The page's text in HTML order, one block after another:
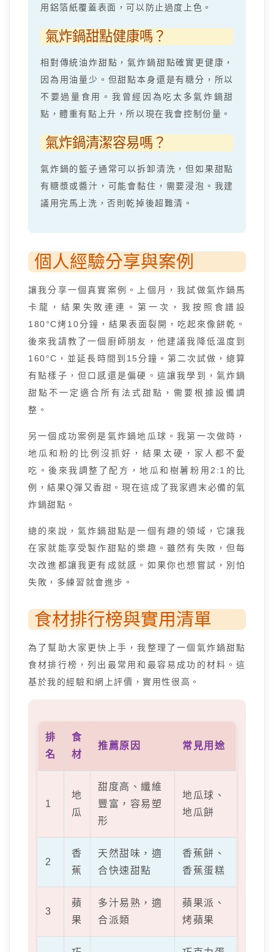
用鋁箔紙覆蓋表面，可以防止過度上色。
氣炸鍋甜點健康嗎？
相對傳統油炸甜點，氣炸鍋甜點確實更健康，
因為用油量少。但甜點本身還是有糖分，所以
不要過量食用。我曾經因為吃太多氣炸鍋甜
點，體重有點上升，所以現在我會控制份量。
氣炸鍋清潔容易嗎？
氣炸鍋的籃子通常可以拆卸清洗，但如果甜點
有糖漿或醬汁，可能會黏住，需要浸泡。我建
議用完馬上洗，否則乾掉後超難清。
個人經驗分享與案例
讓我分享一個真實案例。上個月，我試做氣炸鍋馬
卡龍，結果失敗連連。第一次，我按照食譜設
180°C烤10分鐘，結果表面裂開，吃起來像餅乾。
後來我請教了一個廚師朋友，他建議我降低溫度到
160°C，並延長時間到15分鐘。第二次試做，總算
有點樣子，但口感還是偏硬。這讓我學到，氣炸鍋
甜點不一定適合所有法式甜點，需要根據設備調
整。
另一個成功案例是氣炸鍋地瓜球。我第一次做時，
地瓜和粉的比例沒抓好，結果太硬，家人都不愛
吃。後來我調整了配方，地瓜和樹薯粉用2:1的比
例，結果Q彈又香甜。現在這成了我家週末必備的氣
炸鍋甜點。
總的來說，氣炸鍋甜點是一個有趣的領域，它讓我
在家就能享受製作甜點的樂趣。雖然有失敗，但每
次改進都讓我更有成就感。如果你也想嘗試，別怕
失敗，多練習就會進步。
食材排行榜與實用清單
為了幫助大家更快上手，我整理了一個氣炸鍋甜點
食材排行榜，列出最常用和最容易成功的材料。這
基於我的經驗和網上評價，實用性很高。
排
名
食
材
推薦原因 常見用途
1
地
瓜
甜度高、纖維
豐富，容易塑
形
地瓜球、
地瓜餅
2
香
蕉
天然甜味，適
合快速甜點
香蕉餅、
香蕉蛋糕
3
蘋
果
多汁易熟，適
合派類
蘋果派、
烤蘋果